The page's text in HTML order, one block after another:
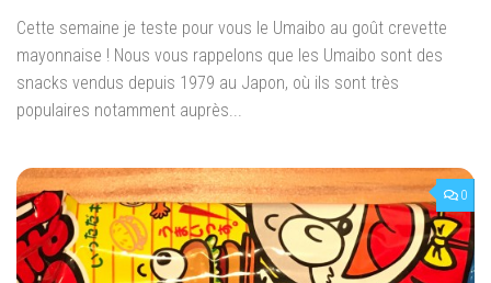
Cette semaine je teste pour vous le Umaibo au goût crevette
mayonnaise ! Nous vous rappelons que les Umaibo sont des
snacks vendus depuis 1979 au Japon, où ils sont très
populaires notamment auprès...
0